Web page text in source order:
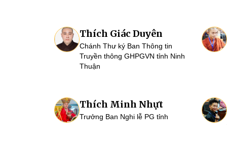
Thích Giác Duyên
Chánh Thư ký Ban Thông tin
Truyền thông GHPGVN tỉnh Ninh
Thuận
Thích Minh Nhựt
Trưởng Ban Nghi lễ PG tỉnh